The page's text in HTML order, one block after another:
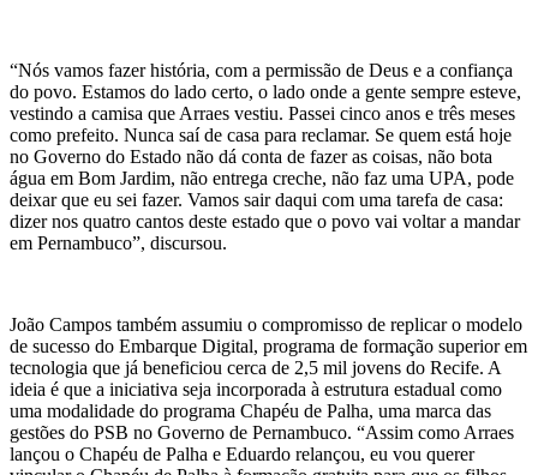
“Nós vamos fazer história, com a permissão de Deus e a confiança
do povo. Estamos do lado certo, o lado onde a gente sempre esteve,
vestindo a camisa que Arraes vestiu. Passei cinco anos e três meses
como prefeito. Nunca saí de casa para reclamar. Se quem está hoje
no Governo do Estado não dá conta de fazer as coisas, não bota
água em Bom Jardim, não entrega creche, não faz uma UPA, pode
deixar que eu sei fazer. Vamos sair daqui com uma tarefa de casa:
dizer nos quatro cantos deste estado que o povo vai voltar a mandar
em Pernambuco”, discursou.
João Campos também assumiu o compromisso de replicar o modelo
de sucesso do Embarque Digital, programa de formação superior em
tecnologia que já beneficiou cerca de 2,5 mil jovens do Recife. A
ideia é que a iniciativa seja incorporada à estrutura estadual como
uma modalidade do programa Chapéu de Palha, uma marca das
gestões do PSB no Governo de Pernambuco. “Assim como Arraes
lançou o Chapéu de Palha e Eduardo relançou, eu vou querer